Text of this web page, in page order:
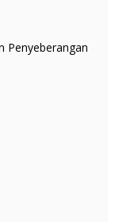
Penyeberangan